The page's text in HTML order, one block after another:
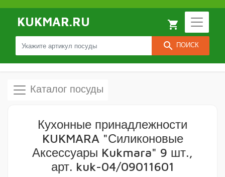
KUKMAR.RU
search ПОИСК
local_grocery_store
Каталог посуды
Кухонные принадлежности
KUKMARA "Силиконовые
Аксессуары Kukmara" 9 шт.,
арт. kuk-04/09011601